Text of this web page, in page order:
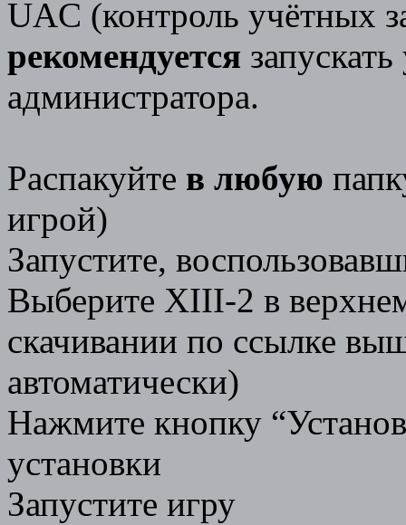
UAC (контроль учётных
рекомендуется
администратора.
Распакуйте в любую
игрой)
Запустите,
Выберите XIII-2 в
скачивании по ссылке
автоматически)
Нажмите кнопку
установки
Запустите игру